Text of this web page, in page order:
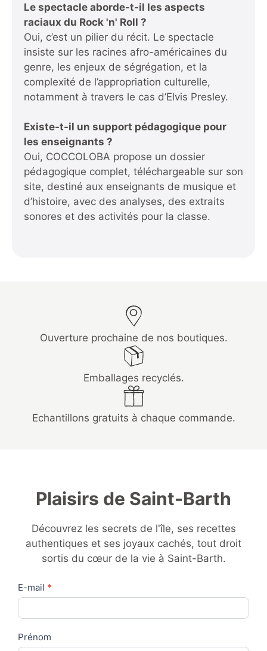
Le spectacle aborde-t-il les aspects
raciaux du Rock 'n' Roll ?
Oui, c’est un pilier du récit. Le spectacle
insiste sur les racines afro-américaines du
genre, les enjeux de ségrégation, et la
complexité de l’appropriation culturelle,
notamment à travers le cas d’Elvis Presley.
Existe-t-il un support pédagogique pour
les enseignants ?
Oui, COCCOLOBA propose un dossier
pédagogique complet, téléchargeable sur son
site, destiné aux enseignants de musique et
d’histoire, avec des analyses, des extraits
sonores et des activités pour la classe.
Ouverture prochaine de nos boutiques.
Emballages recyclés.
Echantillons gratuits à chaque commande.
Plaisirs de Saint-Barth
Découvrez les secrets de l'île, ses recettes
authentiques et ses joyaux cachés, tout droit
sortis du cœur de la vie à Saint-Barth.
Contact
Us
E-mail *
Prénom